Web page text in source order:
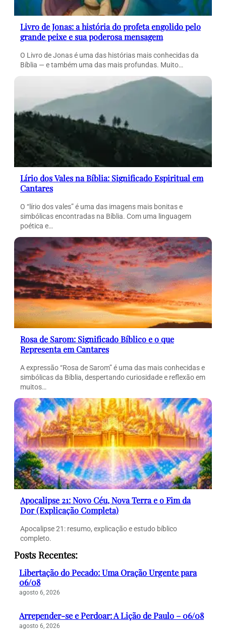
Livro de Jonas: a história do profeta engolido pelo
grande peixe e sua poderosa mensagem
O Livro de Jonas é uma das histórias mais conhecidas da
Bíblia — e também uma das mais profundas. Muito…
Lírio dos Vales na Bíblia: Significado Espiritual em
Cantares
O “lírio dos vales” é uma das imagens mais bonitas e
simbólicas encontradas na Bíblia. Com uma linguagem
poética e…
Rosa de Sarom: Significado Bíblico e o que
Representa em Cantares
A expressão “Rosa de Sarom” é uma das mais conhecidas e
simbólicas da Bíblia, despertando curiosidade e reflexão em
muitos…
Apocalipse 21: Novo Céu, Nova Terra e o Fim da
Dor (Explicação Completa)
Apocalipse 21: resumo, explicação e estudo bíblico
completo.
Posts Recentes:
Libertação do Pecado: Uma Oração Urgente para
06/08
agosto 6, 2026
Arrepender-se e Perdoar: A Lição de Paulo – 06/08
agosto 6, 2026